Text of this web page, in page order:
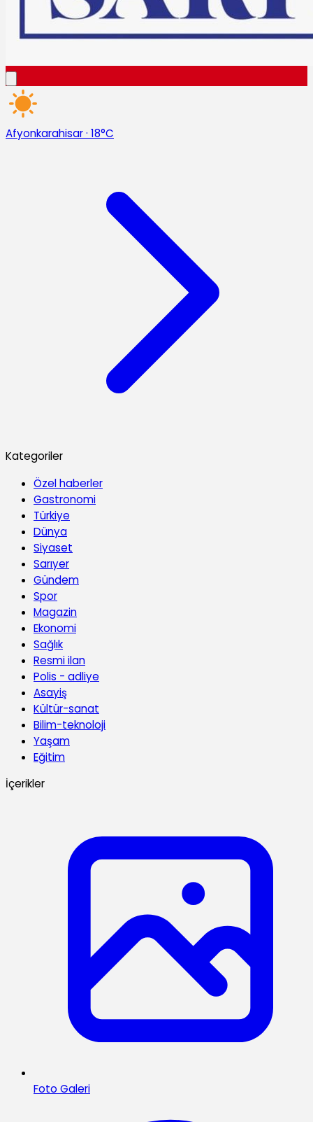
Afyonkarahisar· 18°C
Kategoriler
Özel haberler
Gastronomi
Türkiye
Dünya
Siyaset
Sarıyer
Gündem
Spor
Magazin
Ekonomi
Sağlık
Resmi ilan
Polis - adliye
Asayiş
Kültür-sanat
Bilim-teknoloji
Yaşam
Eğitim
İçerikler
Foto Galeri